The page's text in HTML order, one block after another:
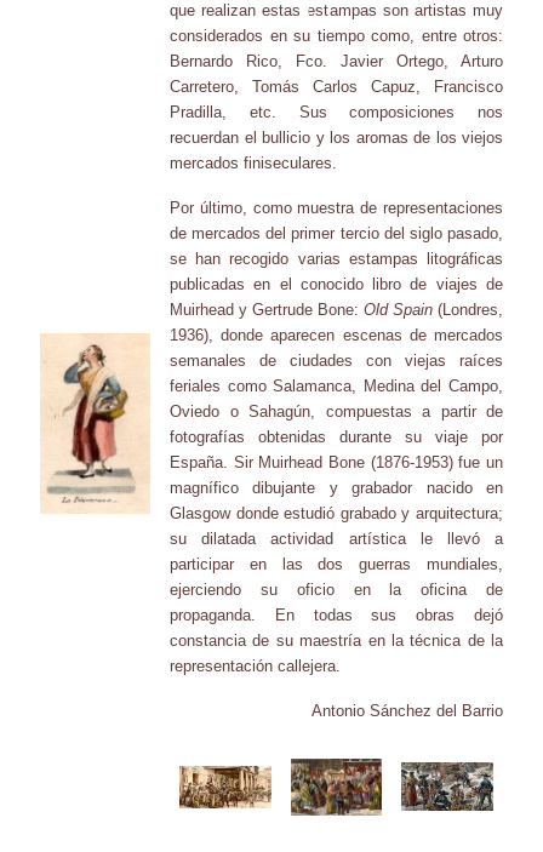
que realizan estas estampas son artistas muy
considerados en su tiempo como, entre otros:
Bernardo Rico, Fco. Javier Ortego, Arturo
Carretero, Tomás Carlos Capuz, Francisco
Pradilla, etc. Sus composiciones nos
recuerdan el bullicio y los aromas de los viejos
mercados finiseculares.
Por último, como muestra de representaciones
de mercados del primer tercio del siglo pasado,
se han recogido varias estampas litográficas
publicadas en el conocido libro de viajes de
Muirhead y Gertrude Bone: Old Spain (Londres,
1936), donde aparecen escenas de mercados
semanales de ciudades con viejas raíces
feriales como Salamanca, Medina del Campo,
Oviedo o Sahagún, compuestas a partir de
fotografías obtenidas durante su viaje por
España. Sir Muirhead Bone (1876-1953) fue un
magnífico dibujante y grabador nacido en
Glasgow donde estudió grabado y arquitectura;
su dilatada actividad artística le llevó a
participar en las dos guerras mundiales,
ejerciendo su oficio en la oficina de
propaganda. En todas sus obras dejó
constancia de su maestría en la técnica de la
representación callejera.
Antonio Sánchez del Barrio